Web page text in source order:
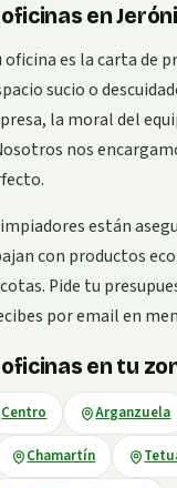
en
es la carta de
sucio o
la moral del
nos
están
con productos
Pide tu
por email en
en tu
Centro Arganzuela
Chamartín